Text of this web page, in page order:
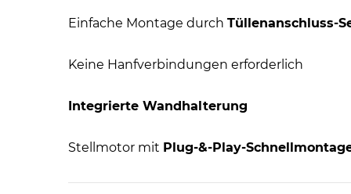
Einfache Montage durch Tüllenanschluss-
Keine Hanfverbindungen erforderlich
Integrierte Wandhalterung
Stellmotor mit Plug-&-Play-